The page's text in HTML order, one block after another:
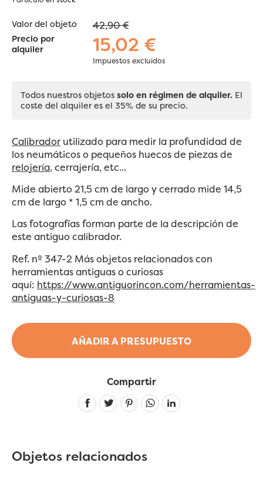
AÑADIR A PRESUPUESTO
Valor del objeto 42,90 €
Precio por
alquiler
15,02 €
Impuestos excluidos
Todos nuestros objetos solo en régimen de alquiler. El
coste del alquiler es el 35% de su precio.
Calibrador utilizado para medir la profundidad de
los neumáticos o pequeños huecos de piezas de
relojería, cerrajería, etc...
Mide abierto 21,5 cm de largo y cerrado mide 14,5
cm de largo * 1,5 cm de ancho.
Las fotografías forman parte de la descripción de
este antiguo calibrador.
Ref. nº 347-2 Más objetos relacionados con
herramientas antiguas o curiosas
aquí: https://www.antiguorincon.com/herramientas-
antiguas-y-curiosas-8
Compartir
Linkedin
Objetos relacionados